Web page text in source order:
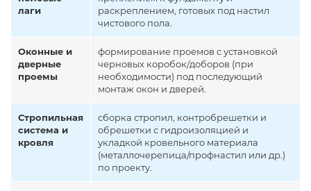
лаги
раскреплением, готовых под настил
чистового пола.
Оконные и
дверные
проемы
формирование проемов с установкой
черновых коробок/доборов (при
необходимости) под последующий
монтаж окон и дверей.
Стропильная
система и
кровля
сборка стропил, контробрешетки и
обрешетки с гидроизоляцией и
укладкой кровельного материала
(металлочерепица/профнастил или др.)
по проекту.